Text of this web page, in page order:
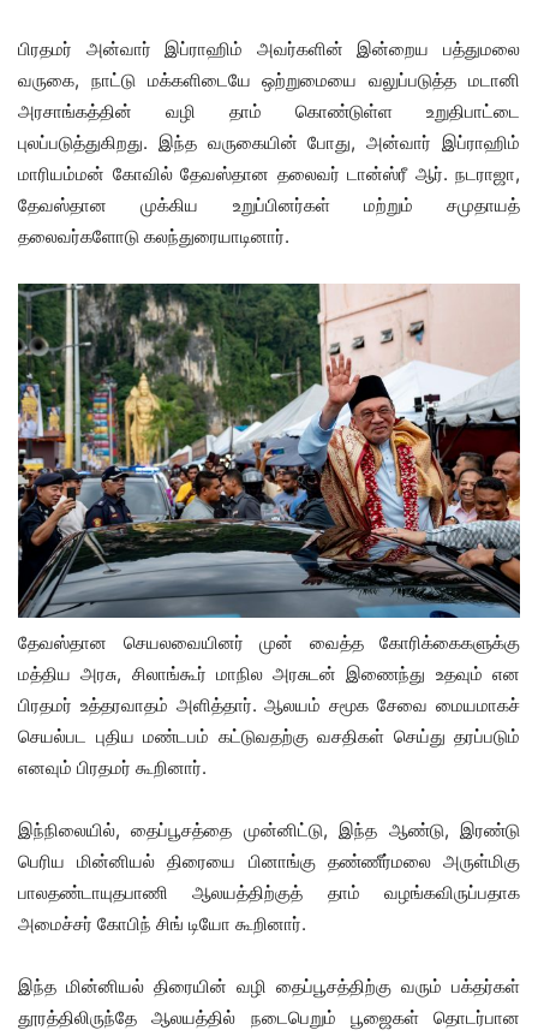
பிரதமர் அன்வார் இப்ராஹிம் அவர்களின் இன்றைய பத்துமலை
வருகை, நாட்டு மக்களிடையே ஒற்றுமையை வலுப்படுத்த மடானி
அரசாங்கத்தின் வழி தாம் கொண்டுள்ள உறுதிபாட்டை
புலப்படுத்துகிறது. இந்த வருகையின் போது, அன்வார் இப்ராஹிம்
மாரியம்மன் கோவில் தேவஸ்தான தலைவர் டான்ஸ்ரீ ஆர். நடராஜா,
தேவஸ்தான முக்கிய உறுப்பினர்கள் மற்றும் சமுதாயத்
தலைவர்களோடு கலந்துரையாடினார்.
தேவஸ்தான செயலவையினர் முன் வைத்த கோரிக்கைகளுக்கு
மத்திய அரசு, சிலாங்கூர் மாநில அரசுடன் இணைந்து உதவும் என
பிரதமர் உத்தரவாதம் அளித்தார். ஆலயம் சமூக சேவை மையமாகச்
செயல்பட புதிய மண்டபம் கட்டுவதற்கு வசதிகள் செய்து தரப்படும்
எனவும் பிரதமர் கூறினார்.
இந்நிலையில், தைப்பூசத்தை முன்னிட்டு, இந்த ஆண்டு, இரண்டு
பெரிய மின்னியல் திரையை பினாங்கு தண்ணீர்மலை அருள்மிகு
பாலதண்டாயுதபாணி ஆலயத்திற்குத் தாம் வழங்கவிருப்பதாக
அமைச்சர் கோபிந் சிங் டியோ கூறினார்.
இந்த மின்னியல் திரையின் வழி தைப்பூசத்திற்கு வரும் பக்தர்கள்
தூரத்திலிருந்தே ஆலயத்தில் நடைபெறும் பூஜைகள் தொடர்பான